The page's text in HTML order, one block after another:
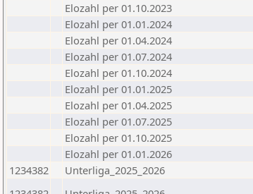
Elozahl per 01.10.2023
Elozahl per 01.01.2024
Elozahl per 01.04.2024
Elozahl per 01.07.2024
Elozahl per 01.10.2024
Elozahl per 01.01.2025
Elozahl per 01.04.2025
Elozahl per 01.07.2025
Elozahl per 01.10.2025
Elozahl per 01.01.2026
1234382
Unterliga_2025_2026